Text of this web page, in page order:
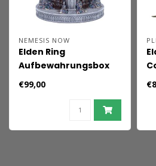
NEMESIS NOW
Elden Ring
Aufbewahrungsbox
Academy of Raya
€99,00